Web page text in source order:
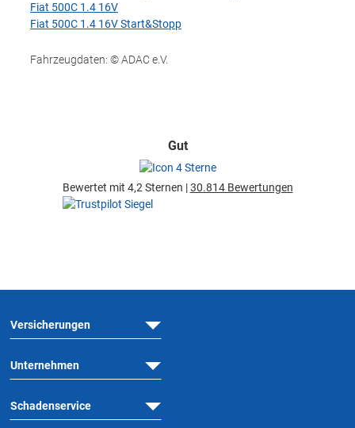
Fiat 500C 1.4 16V
Fiat 500C 1.4 16V Start&Stopp
Fahrzeugdaten: © ADAC e.V.
Gut
Bewertet mit 4,2 Sternen |30.814 Bewertungen
Versicherungen
Unternehmen
Schadenservice